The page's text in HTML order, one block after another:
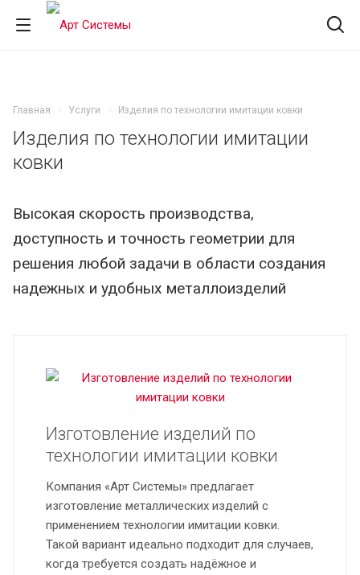
Главная Услуги Изделия по технологии имитации ковки
Изделия по технологии имитации
ковки
Высокая скорость производства,
доступность и точность геометрии для
решения любой задачи в области создания
надежных и удобных металлоизделий
Изготовление изделий по
технологии имитации ковки
Компания «Арт Системы» предлагает
изготовление металлических изделий с
применением технологии имитации ковки.
Такой вариант идеально подходит для случаев,
когда требуется создать надёжное и